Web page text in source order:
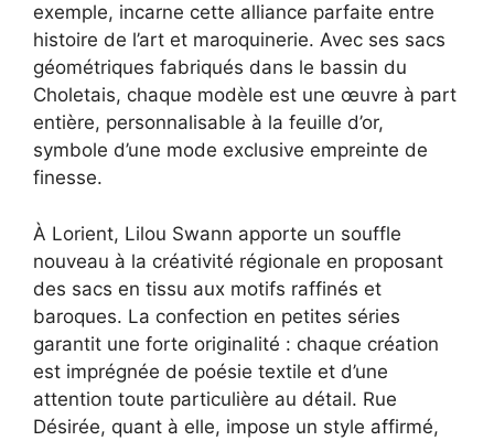
exemple, incarne cette alliance parfaite entre
histoire de l’art et maroquinerie. Avec ses sacs
géométriques fabriqués dans le bassin du
Choletais, chaque modèle est une œuvre à part
entière, personnalisable à la feuille d’or,
symbole d’une mode exclusive empreinte de
finesse.
À Lorient, Lilou Swann apporte un souffle
nouveau à la créativité régionale en proposant
des sacs en tissu aux motifs raffinés et
baroques. La confection en petites séries
garantit une forte originalité : chaque création
est imprégnée de poésie textile et d’une
attention toute particulière au détail. Rue
Désirée, quant à elle, impose un style affirmé,